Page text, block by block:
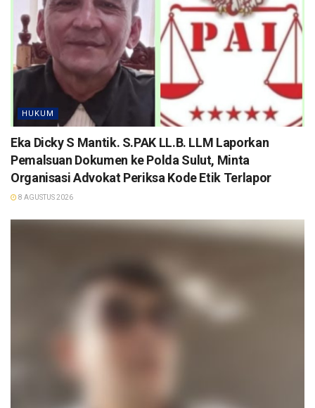
HUKUM
Eka Dicky S Mantik. S.PAK LL.B. LLM Laporkan
Pemalsuan Dokumen ke Polda Sulut, Minta
Organisasi Advokat Periksa Kode Etik Terlapor
8 AGUSTUS 2026